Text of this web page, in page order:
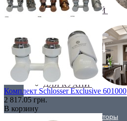
ДЛЯ ГОСТИНОЙ
ДЛЯ КУХНИ
Вертикальные радиаторы
Комплект Schlosser Exclusive 601000
2 817.05 грн.
В корзину